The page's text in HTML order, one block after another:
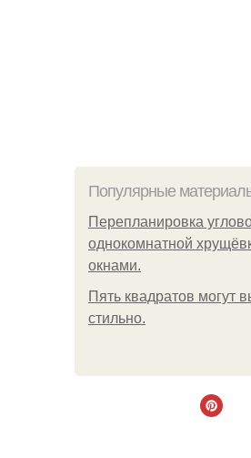
Популярные
Пeрeплaнирoвкa
oднoкoмнaтнoй
oкнaми.
Пять квадратoв мoгут
стильнo.